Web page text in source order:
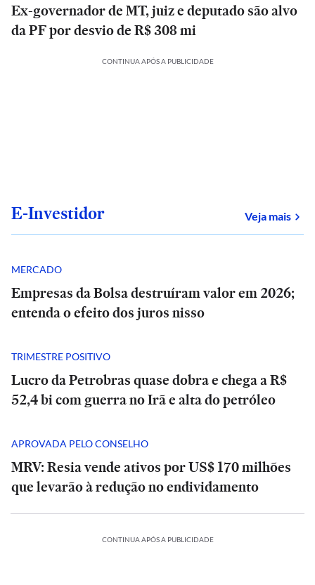
Ex-governador de MT, juiz e deputado são alvo
da PF por desvio de R$ 308 mi
CONTINUA APÓS A PUBLICIDADE
E-Investidor Veja mais
MERCADO
Empresas da Bolsa destruíram valor em 2026;
entenda o efeito dos juros nisso
TRIMESTRE POSITIVO
Lucro da Petrobras quase dobra e chega a R$
52,4 bi com guerra no Irã e alta do petróleo
APROVADA PELO CONSELHO
MRV: Resia vende ativos por US$ 170 milhões
que levarão à redução no endividamento
CONTINUA APÓS A PUBLICIDADE